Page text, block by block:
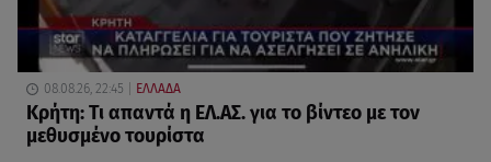
08.08.26, 22:45 ΕΛΛΑΔΑ
Κρήτη: Τι απαντά η ΕΛ.ΑΣ. για το βίντεο με τον
μεθυσμένο τουρίστα